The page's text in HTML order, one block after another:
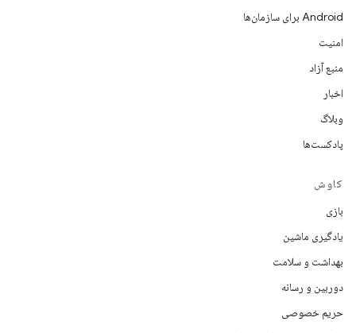
Android برای سازمان‌ها
امنیت
منبع آزاد
اخبار
وبلاگ
پادکست‌ها
کاوش
بازی
یادگیری ماشین
بهداشت و سلامت
دوربین و رسانه
حریم خصوصی